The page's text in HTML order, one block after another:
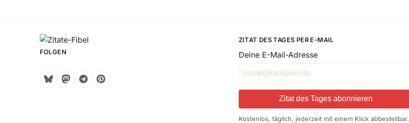
FOLGEN
BlueskyMastodon
TelegramPinterest
ZITAT DES TAGES PER E-MAIL
Deine E-Mail-Adresse
Zitat des Tages abonnieren
Kostenlos, täglich, jederzeit mit einem Klick abbestellbar.